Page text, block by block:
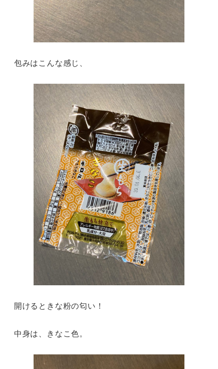
包みはこんな感じ、
開けるときな粉の匂い！
中身は、きなこ色。